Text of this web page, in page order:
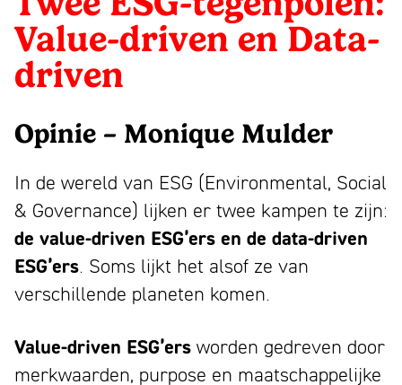
bloeiend
merk
trekt
maakt
indruk
en
laat
mensen
glimlachen
Wij
zijn
Mattmo,
in
marketing,
ESG-
ondersteuning
en
jaarverslagen
Partners
Nieuws
Contact
Instagram
Youtube
NL EN
driven
en
Data-
driven
Value-driven en Data-
driven
Opinie – Monique Mulder
In de wereld van ESG (Environmental, Social
& Governance) lijken er twee kampen te zijn:
de value-driven ESG’ers en de data-driven
ESG’ers. Soms lijkt het alsof ze van
verschillende planeten komen.
Value-driven ESG’ers worden gedreven door
merkwaarden, purpose en maatschappelijke